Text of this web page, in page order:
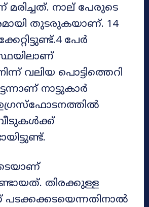
നാല് പേരുടെ
തുടരുകയാണ്. 14
പേർ
വലിയ പൊട്ടിത്തെറി
നാട്ടുകാർ
തിരക്കുള്ള